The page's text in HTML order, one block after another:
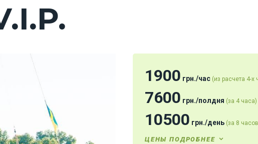
1900 грн./час (из расчета 4-х
7600 грн./полдня (за 4 часа)
10500 грн./день (за 8
ЦЕНЫ ПОДРОБНЕЕ